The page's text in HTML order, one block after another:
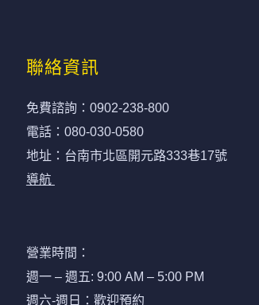
聯絡資訊
免費諮詢： 0902-238-800
電話： 080-030-0580
地址：台南市北區開元路333巷17號
導航
營業時間：
週一 – 週五: 9:00 AM – 5:00 PM
週六-週日：歡迎預約